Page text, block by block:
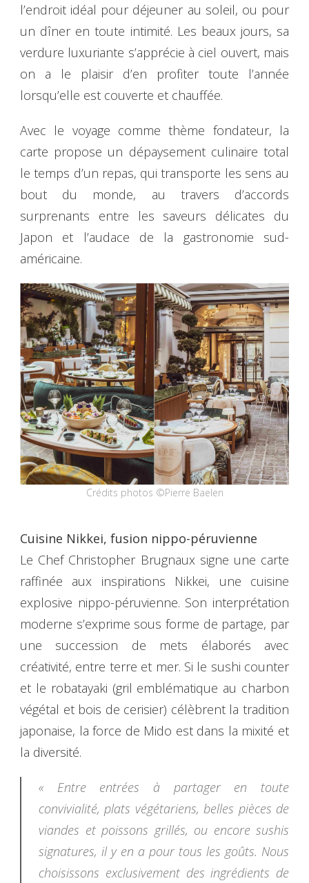
l’endroit idéal pour déjeuner au soleil, ou pour
un dîner en toute intimité. Les beaux jours, sa
verdure luxuriante s’apprécie à ciel ouvert, mais
on a le plaisir d’en profiter toute l’année
lorsqu’elle est couverte et chauffée.
Avec le voyage comme thème fondateur, la
carte propose un dépaysement culinaire total
le temps d’un repas, qui transporte les sens au
bout du monde, au travers d’accords
surprenants entre les saveurs délicates du
Japon et l’audace de la gastronomie sud-
américaine.
Crédits photos ©Pierre Baelen
Cuisine Nikkei, fusion nippo-péruvienne
Le Chef Christopher Brugnaux signe une carte
raffinée aux inspirations Nikkei, une cuisine
explosive nippo-péruvienne. Son interprétation
moderne s’exprime sous forme de partage, par
une succession de mets élaborés avec
créativité, entre terre et mer. Si le sushi counter
et le robatayaki (gril emblématique au charbon
végétal et bois de cerisier) célèbrent la tradition
japonaise, la force de Mido est dans la mixité et
la diversité.
« Entre entrées à partager en toute
convivialité, plats végétariens, belles pièces de
viandes et poissons grillés, ou encore sushis
signatures, il y en a pour tous les goûts. Nous
choisissons exclusivement des ingrédients de